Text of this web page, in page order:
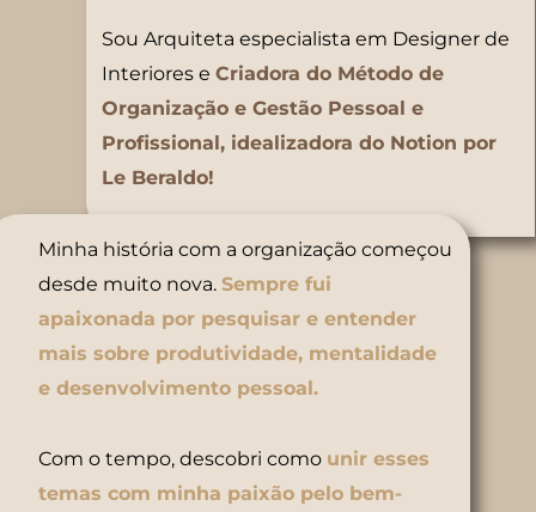
Sou Arquiteta especialista em Designer de
Interiores e Criadora do Método de
Organização e Gestão Pessoal e
Profissional, idealizadora do Notion por
Le Beraldo!
Minha história com a organização começou
desde muito nova. Sempre fui
apaixonada por pesquisar e entender
mais sobre produtividade, mentalidade
e desenvolvimento pessoal.
Com o tempo, descobri como unir esses
temas com minha paixão pelo bem-